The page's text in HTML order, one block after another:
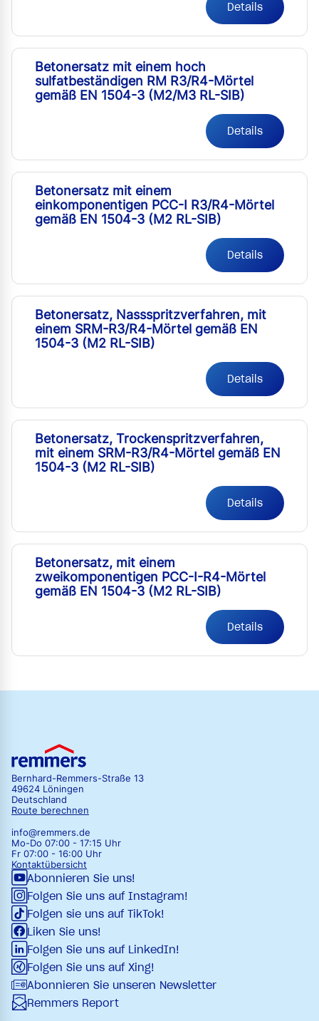
Details
Betonersatz mit einem hoch
sulfatbeständigen RM R3/R4-Mörtel
gemäß EN 1504-3 (M2/M3 RL-SIB)
Details
Betonersatz mit einem
einkomponentigen PCC-I R3/R4-Mörtel
gemäß EN 1504-3 (M2 RL-SIB)
Details
Betonersatz, Nassspritzverfahren, mit
einem SRM-R3/R4-Mörtel gemäß EN
1504-3 (M2 RL-SIB)
Details
Betonersatz, Trockenspritzverfahren,
mit einem SRM-R3/R4-Mörtel gemäß EN
1504-3 (M2 RL-SIB)
Details
Betonersatz, mit einem
zweikomponentigen PCC-I-R4-Mörtel
gemäß EN 1504-3 (M2 RL-SIB)
Details
Bernhard-Remmers-Straße 13
49624 Löningen
Deutschland
Route berechnen
info@remmers.de
Mo-Do 07:00 - 17:15 Uhr
Fr 07:00 - 16:00 Uhr
Kontaktübersicht
Abonnieren Sie uns!
Folgen Sie uns auf Instagram!
Folgen sie uns auf TikTok!
Liken Sie uns!
Folgen Sie uns auf LinkedIn!
Folgen Sie uns auf Xing!
Abonnieren Sie unseren Newsletter
Remmers Report